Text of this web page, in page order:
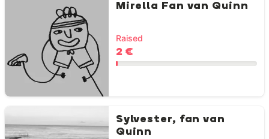
Mirella Fan van Quinn
Raised
2 €
Sylvester, fan van
Quinn